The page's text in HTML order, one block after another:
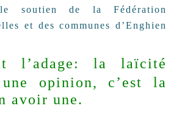
soutien de la Fédération
et des communes d’Enghien
l’adage: la laïcité
une opinion, c’est la
avoir une.